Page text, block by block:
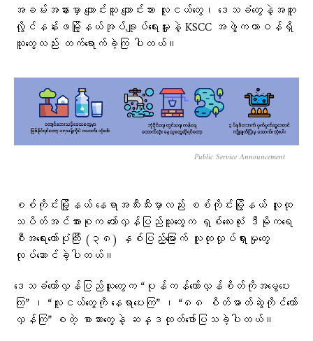
အခမ်းအနားမှာ ကျောင်းသူ ကျောင်းသား လူငယ်တွေ၊ ဒေသခံတွေနဲ့အတူ
လွိုင်နန်းဖမြို့နယ်အုပ်ချူပ်ရေးမှူးနဲ့ KSCC အဖွဲ့ကတာဝန်ရှိ
သူတွေလည်း တက်ရောက်ခဲ့ကြ ပါတယ်။
Public Service Announcement
စစ်ကိုင်းမြို့နယ် နေရာအသီးသီးမှာလည်း စစ်ကိုင်းမြို့နယ် လူထု
သပိတ်အင်အားစုက တော်လှန်ပြည်သူတွေက ရှစ်လေးလုံး ဒီမိုကရေ
စီအရေးတော်ပုံကြီး (၃၈) နှစ်ပြည့်မြောက် လူထုလှုပ်ရှားမှုတွေ
လုပ်ဆောင်ခဲ့ပါတယ်။
ဒေသခံတော်လှန်ပြည်သူတွေက “ပုန်ကန်တော်လှန်စိတ်ကိုအမွေပေး
ကြ” ၊ “လူငယ်တွေကို နေရာပေးကြ” ၊ “၈၈ စိတ်ဓာတ်ဆွဲကိုင်တော်
လှန်ကြ” စတဲ့ စာသားတွေနဲ့ ဆန္ဒထုတ်ဖော်ပြသခဲ့ပါတယ်။